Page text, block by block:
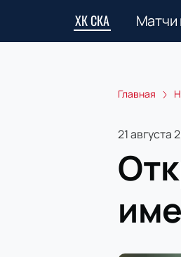
ХК СКА Матчи
Главная
21 августа